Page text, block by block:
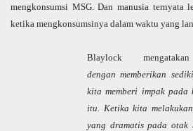
mengkonsumsi MSG. Dan manusia ternyata
ketika mengkonsumsinya dalam waktu yang
Blaylock
dengan memberikan
kita memberi impak pada
itu. Ketika kita
yang dramatis pada